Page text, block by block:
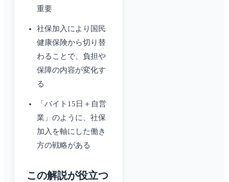
重要
社保加入により国民
健康保険から切り替
わることで、負担や
保障の内容が変化す
る
「バイト15日＋自営
業」のように、社保
加入を軸にした働き
方の戦略がある
この解説が役立つ